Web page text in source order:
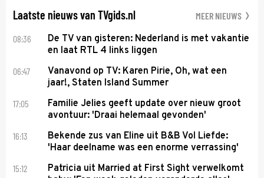
Laatste nieuws van TVgids.nl MEER NIEUWS
08:36
De TV van gisteren: Nederland is met vakantie
en laat RTL 4 links liggen
06:47
Vanavond op TV: Karen Pirie, Oh, wat een
jaar!, Staten Island Summer
17:05
Familie Jelies geeft update over nieuw groot
avontuur: 'Draai helemaal gevonden'
16:13
Bekende zus van Eline uit B&B Vol Liefde:
'Haar deelname was een enorme verrassing'
15:12
Patricia uit Married at First Sight verwelkomt